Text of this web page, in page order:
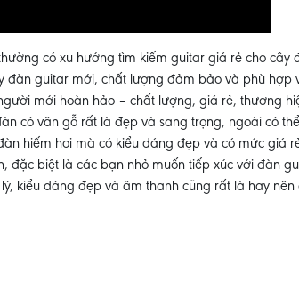
có xu hướng tìm kiếm guitar giá rẻ cho cây
đàn guitar mới, chất lượng đảm bảo và phù hợp
mới hoàn hảo – chất lượng, giá rẻ, thương
có vân gỗ rất là đẹp và sang trọng, ngoài có
hiếm hoi mà có kiểu dáng đẹp và có mức giá
đặc biệt là các bạn nhỏ muốn tiếp xúc với đàn
kiểu dáng đẹp và âm thanh cũng rất là hay nên